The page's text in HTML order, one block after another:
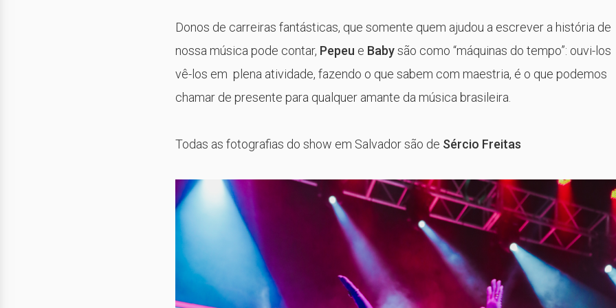
Donos de carreiras fantásticas, que somente quem ajudou a escrever a história de
nossa música pode contar, Pepeu e Babysão como “máquinas do tempo”: ouvi-
vê-los em plena atividade, fazendo o que sabem com maestria, é o que podemos
chamar de presente para qualquer amante da música brasileira.
Todas as fotografias do show em Salvador são de Sércio Freitas